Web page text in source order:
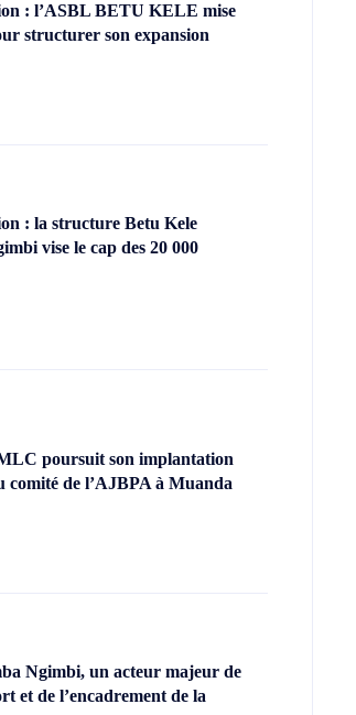
: l’ASBL BETU KELE mise
structurer son expansion
: la structure Betu Kele
vise le cap des 20 000
poursuit son implantation
comité de l’AJBPA à Muanda
Ngimbi, un acteur majeur de
et de l’encadrement de la